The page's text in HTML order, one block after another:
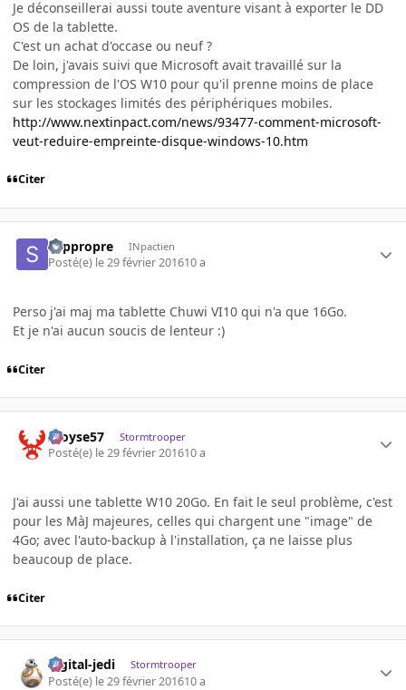
Je déconseillerai aussi toute aventure visant à exporter le DD
OS de la tablette.
C'est un achat d'occase ou neuf ?
De loin, j'avais suivi que Microsoft avait travaillé sur la
compression de l'OS W10 pour qu'il prenne moins de place
sur les stockages limités des périphériques mobiles.
http://www.nextinpact.com/news/93477-comment-microsoft-
veut-reduire-empreinte-disque-windows-10.htm
Citer
Slippropre INpactien
Posté(e) le 29 février 201610 a
Perso j'ai maj ma tablette Chuwi VI10 qui n'a que 16Go.
Et je n'ai aucun soucis de lenteur :)
Citer
Aloyse57 Stormtrooper
Posté(e) le 29 février 201610 a
J'ai aussi une tablette W10 20Go. En fait le seul problème, c'est
pour les MàJ majeures, celles qui chargent une "image" de
4Go; avec l'auto-backup à l'installation, ça ne laisse plus
beaucoup de place.
Citer
digital-jedi Stormtrooper
Posté(e) le 29 février 201610 a